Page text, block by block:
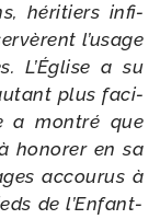
héri­tiers infi­
l’usage
L’Église a su
plus faci­
a mon­tré que
hono­rer en sa
accou­rus à
de l’Enfant-